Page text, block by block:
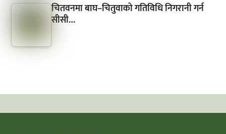
चितवनमा बाघ–चितुवाको गतिविधि निगरानी गर्न
सीसी…